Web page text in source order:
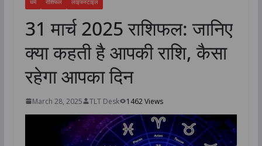
31 मार्च 2025 राशिफल: जानिए
क्या कहती है आपकी राशि, कैसा
रहेगा आपका दिन
March 28, 2025 TLT Desk 1462 Views